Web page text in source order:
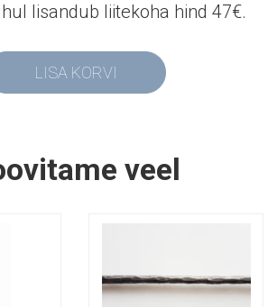
lisandub liitekoha hind 47€.
LISA KORVI
veel